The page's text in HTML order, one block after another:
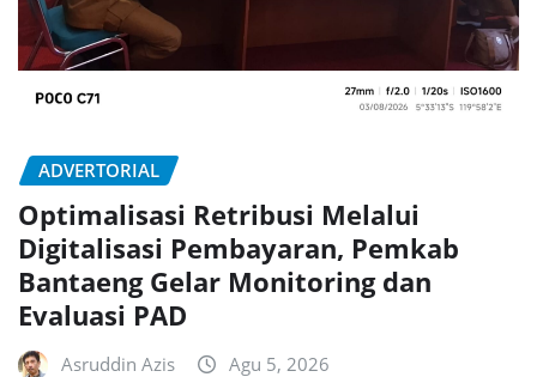
ADVERTORIAL
Optimalisasi Retribusi Melalui
Digitalisasi Pembayaran, Pemkab
Bantaeng Gelar Monitoring dan
Evaluasi PAD
Asruddin Azis Agu 5, 2026